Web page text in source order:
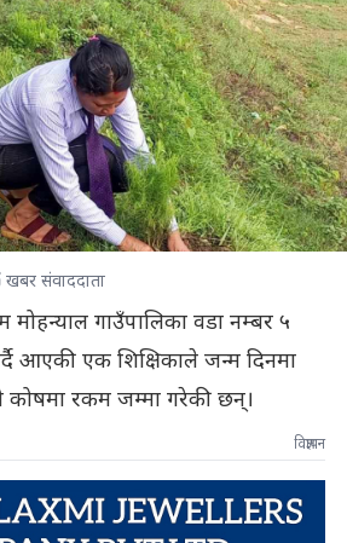
खबर संवाददाता
मोहन्याल गाउँपालिका वडा नम्बर ५
आएकी एक शिक्षिकाले जन्म दिनमा
कोषमा रकम जम्मा गरेकी छन्।
विज्ञापन